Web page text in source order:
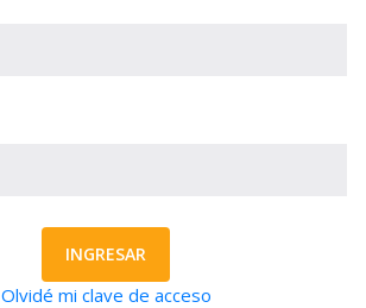
INGRESAR
Olvidé mi clave de acceso